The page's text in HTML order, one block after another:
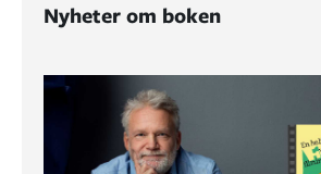
Nyheter om boken